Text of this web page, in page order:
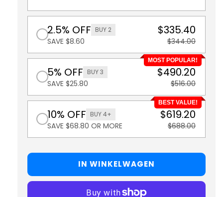
2.5% OFF BUY 2
SAVE $8.60
$335.40
$344.00
MOST POPULAR!
5% OFF BUY 3
SAVE $25.80
$490.20
$516.00
BEST VALUE!
10% OFF BUY 4+
SAVE $68.80 OR MORE
$619.20
$688.00
IN WINKELWAGEN